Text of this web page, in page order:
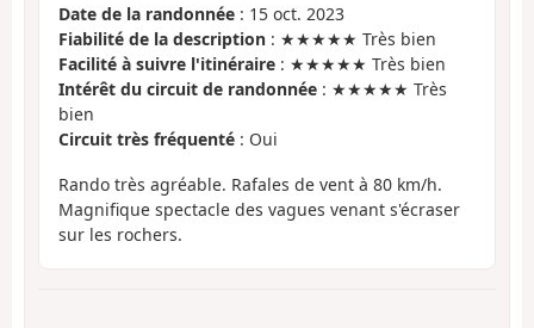
Date de la randonnée : 15 oct. 2023
Fiabilité de la description : ★★★★★ Très bien
Facilité à suivre l'itinéraire : ★★★★★ Très bien
Intérêt du circuit de randonnée : ★★★★★ Très
bien
Circuit très fréquenté : Oui
Rando très agréable. Rafales de vent à 80 km/h.
Magnifique spectacle des vagues venant s'écraser
sur les rochers.